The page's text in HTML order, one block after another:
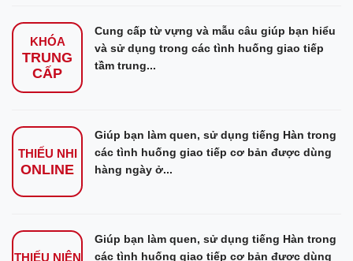
KHÓA
TRUNG
CẤP
Cung cấp từ vựng và mẫu câu giúp bạn hiểu
và sử dụng trong các tình huống giao tiếp
tầm trung...
THIẾU NHI
ONLINE
Giúp bạn làm quen, sử dụng tiếng Hàn trong
các tình huống giao tiếp cơ bản được dùng
hàng ngày ở...
THIẾU NIÊN
Giúp bạn làm quen, sử dụng tiếng Hàn trong
các tình huống giao tiếp cơ bản được dùng